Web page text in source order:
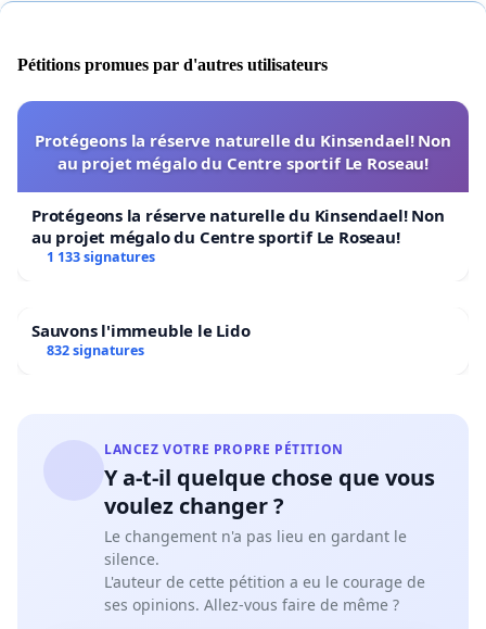
Pétitions promues par d'autres utilisateurs
Protégeons la réserve naturelle du Kinsendael! Non
au projet mégalo du Centre sportif Le Roseau!
Protégeons la réserve naturelle du Kinsendael! Non
au projet mégalo du Centre sportif Le Roseau!
1 133 signatures
Sauvons l'immeuble le Lido
832 signatures
LANCEZ VOTRE PROPRE PÉTITION
Y a-t-il quelque chose que vous
voulez changer ?
Le changement n'a pas lieu en gardant le
silence.
L'auteur de cette pétition a eu le courage de
ses opinions. Allez-vous faire de même ?